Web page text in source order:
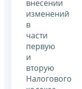
внесении
изменений
в
части
первую
и
вторую
Налогового